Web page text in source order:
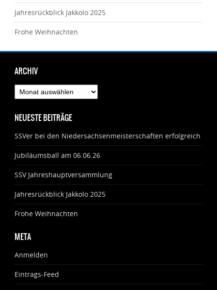
Jahresrückblick Jakkolo 2025
Frohe Weihnachten
ARCHIV
Archiv
NEUESTE BEITRÄGE
SSVer bei den Niedersachsenmeisterschaften erfolgreich
Jubiläumsball am 06.06.26
SSV Jahreshauptversammlung
Jahresrückblick Jakkolo 2025
Frohe Weihnachten
META
Anmelden
Eintrags-Feed